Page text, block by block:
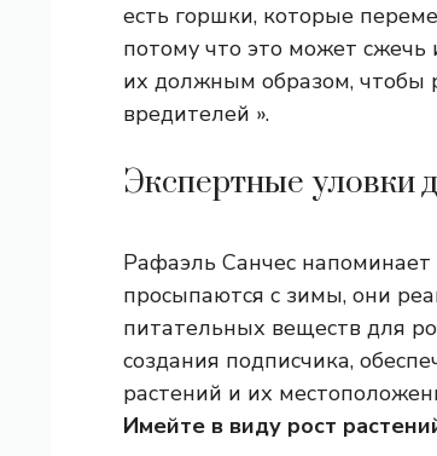
есть горшки, которые
потому что это может сжечь
их должным образом, чтобы
вредителей ».
Экспертные уловки
Рафаэль Санчес
просыпаются с зимы, они
питательных веществ для
создания подписчика,
растений и их
Имейте в виду рост